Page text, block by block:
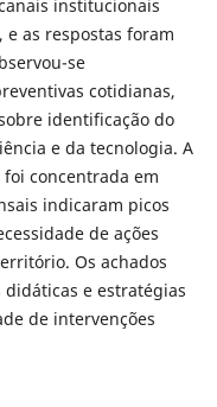
institucionais
as respostas foram
se
cotidianas,
identificação do
e da tecnologia. A
concentrada em
indicaram picos
de ações
Os achados
e estratégias
de intervenções